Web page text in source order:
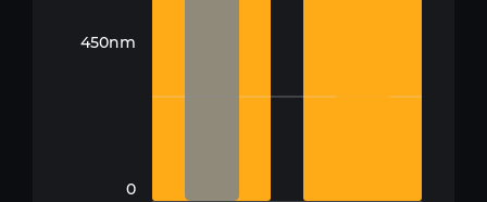
450nm
0